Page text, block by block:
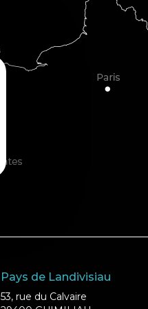
Pays de Landivisiau
53, rue du Calvaire